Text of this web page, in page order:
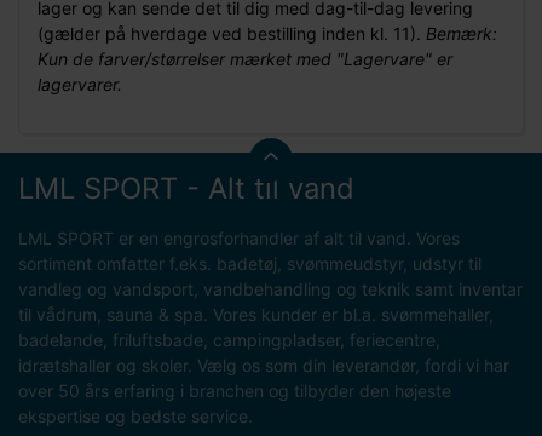
lager og kan sende det til dig med dag-til-dag levering
(gælder på hverdage ved bestilling inden kl. 11). Bemærk:
Kun de farver/størrelser mærket med "Lagervare" er
lagervarer.
LML SPORT - Alt til vand
LML SPORT er en engrosforhandler af alt til vand. Vores
sortiment omfatter f.eks. badetøj, svømmeudstyr, udstyr til
vandleg og vandsport, vandbehandling og teknik samt inventar
til vådrum, sauna & spa. Vores kunder er bl.a. svømmehaller,
badelande, friluftsbade, campingpladser, feriecentre,
idrætshaller og skoler. Vælg os som din leverandør, fordi vi har
over 50 års erfaring i branchen og tilbyder den højeste
ekspertise og bedste service.